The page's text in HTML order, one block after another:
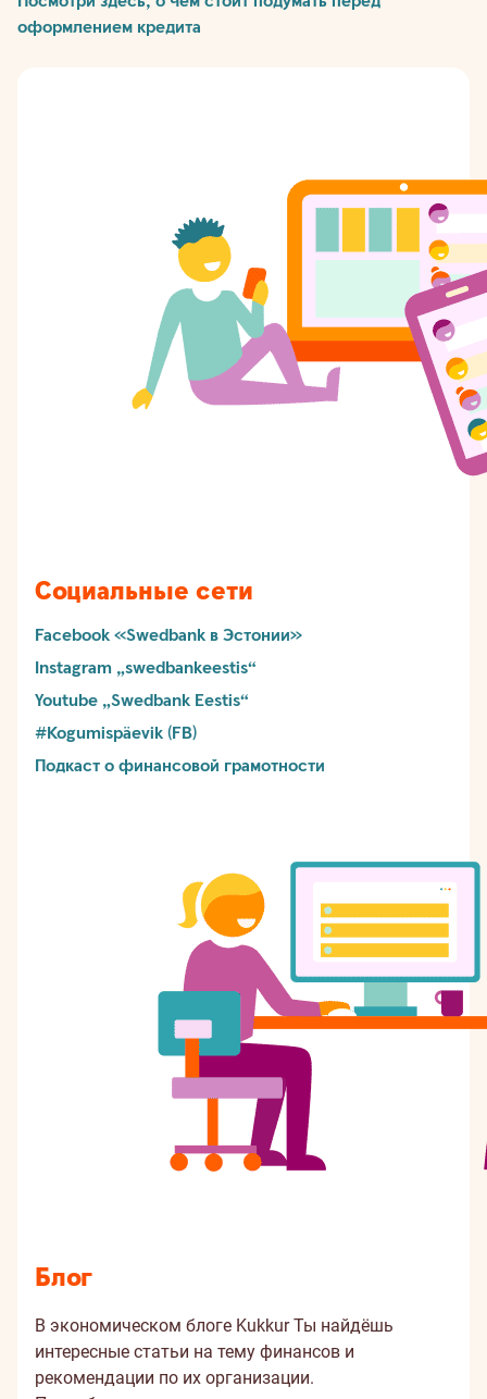
оформлением кредита
Социальные сети
Facebook «Swedbank в Эстонии»
Instagram „swedbankeestis“
Youtube „Swedbank Eestis“
#Kogumispäevik (FB)
Подкаст о финансовой грамотности
Блог
В экономическом блоге Kukkur Ты найдёшь
интересные статьи на тему финансов и
рекомендации по их организации.